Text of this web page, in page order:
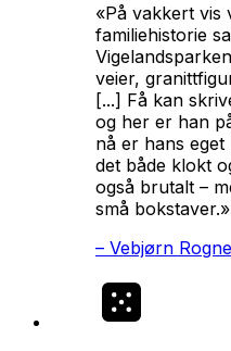
«På vakkert vis
familiehistorie
veier,
[...] Få kan
og her er han
nå er hans
det både klokt
også brutalt –
små bokstaver.»
– Vebjørn